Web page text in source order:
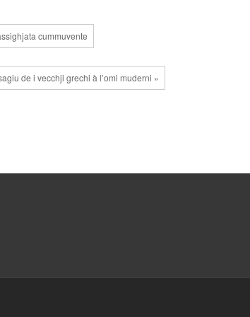
cummuvente
de i vecchji grechi à l’omi muderni »